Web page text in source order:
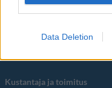
Data Deletion
Facebook
Kustantaja ja toimitus